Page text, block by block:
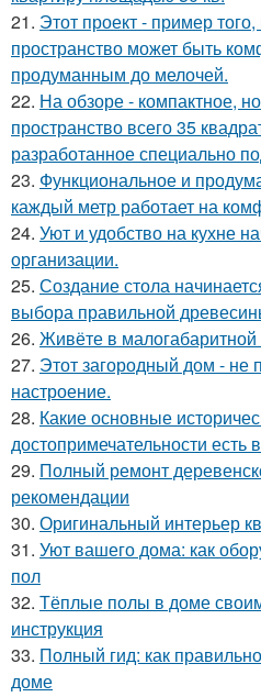
21. Этот проект - пример
пространство может быть
продуманным до мелочей.
22. На обзоре - компактное,
пространство всего 35
разработанное специально
23. Функциональное и
каждый метр работает на
24. Уют и удобство на кухне
организации.
25. Создание стола
выбора правильной
26. Живёте в малогабаритной
27. Этот загородный дом - не
настроение.
28. Какие основные
достопримечательности есть
29. Полный ремонт
рекомендации
30. Оригинальный интерьер
31. Уют вашего дома: как
пол
32. Тёплые полы в доме
инструкция
33. Полный гид: как
доме